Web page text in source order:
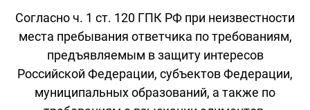
Согласно ч. 1 ст. 120 ГПК РФ при неизвестности
места пребывания ответчика по требованиям,
предъявляемым в защиту интересов
Российской Федерации, субъектов Федерации,
муниципальных образований, а также по